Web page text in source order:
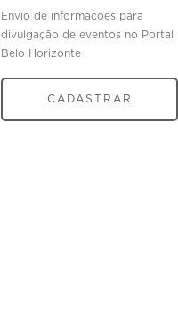
Envio de informações para
divulgação de eventos no Portal
Belo Horizonte
CADASTRAR